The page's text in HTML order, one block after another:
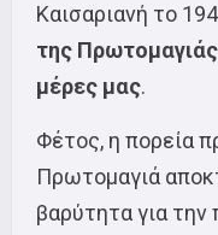
Καισαριανή το
της
μέρες μας.
Φέτος, η πορεία
Πρωτομαγιά
βαρύτητα για